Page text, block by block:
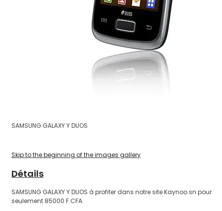
SAMSUNG GALAXY Y DUOS
Skip to the beginning of the images gallery
Détails
SAMSUNG GALAXY Y DUOS à profiter dans notre site Kaynoo.sn pour
seulement 85000 F.CFA.